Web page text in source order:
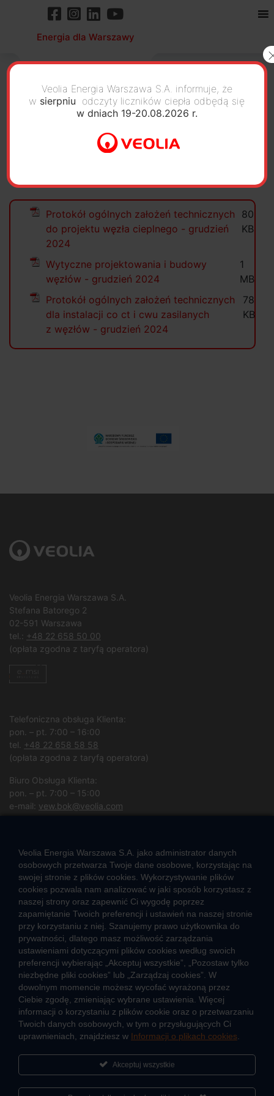
Energia dla Warszawy
węzłów cieplnych
Protokół ogólnych założeń technicznych
do projektu węzła cieplnego - grudzień
2024
80
KB
Wytyczne projektowania i budowy
węzłów - grudzień 2024
1
MB
Protokół ogólnych założeń technicznych
dla instalacji co ct i cwu zasilanych
z węzłów - grudzień 2024
78
KB
Veolia Energia Warszawa S.A.
Stefana Batorego 2
02-591 Warszawa
tel.: +48 22 658 50 00
(opłata zgodna z taryfą operatora)
Telefoniczna obsługa Klienta:
pon. – pt. 7:00 – 16:00
tel. +48 22 658 58 58
(opłata zgodna z taryfą operatora)
Biuro Obsługa Klienta:
pon. – pt. 7:00 – 15:00
e-mail: vew.bok@veolia.com
CIEPŁO SYSTEMOWE
Zalety ciepła systemowego
Pomyśl ciepło o lokatorach – nie wyłączaj węzła!
TARYFY I CENNIKI
Cennik usług zewnętrznych i opłat dodatkowych
Taryfy dla ciepła
JAK POWSTAJE CIEPŁO
Mapa sieci ciepłowniczej
Veolia Energia Warszawa S.A. informuje, że
w sierpniu odczyty liczników ciepła odbędą się
w dniach 19-20.08.2026 r.
Veolia Energia Warszawa S.A. jako administrator danych
osobowych przetwarza Twoje dane osobowe, korzystając na
swojej stronie z plików cookies. Wykorzystywanie plików
cookies pozwala nam analizować w jaki sposób korzystasz z
naszej strony oraz zapewnić Ci wygodę poprzez
zapamiętanie Twoich preferencji i ustawień na naszej stronie
przy korzystaniu z niej. Szanujemy prawo użytkownika do
prywatności, dlatego masz możliwość zarządzania
ustawieniami dotyczącymi plików cookies według swoich
preferencji wybierając „Akceptuj wszystkie”, „Pozostaw tylko
niezbędne pliki cookies” lub „Zarządzaj cookies”. W
dowolnym momencie możesz wycofać wyrażoną przez
Ciebie zgodę, zmieniając wybrane ustawienia. Więcej
informacji o korzystaniu z plików cookie oraz o przetwarzaniu
Twoich danych osobowych, w tym o przysługujących Ci
uprawnieniach, znajdziesz w Informacji o plikach cookies
Akceptuj wszystkie